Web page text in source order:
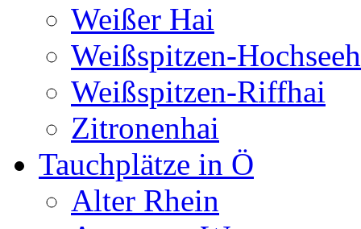
Weißer Hai
Weißspitzen-
Weißspitzen-Riffhai
Zitronenhai
Tauchplätze in Ö
Alter Rhein